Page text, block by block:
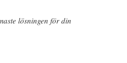
lösningen för din